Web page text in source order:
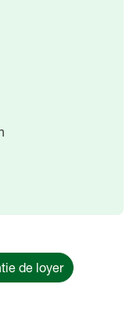
de loyer